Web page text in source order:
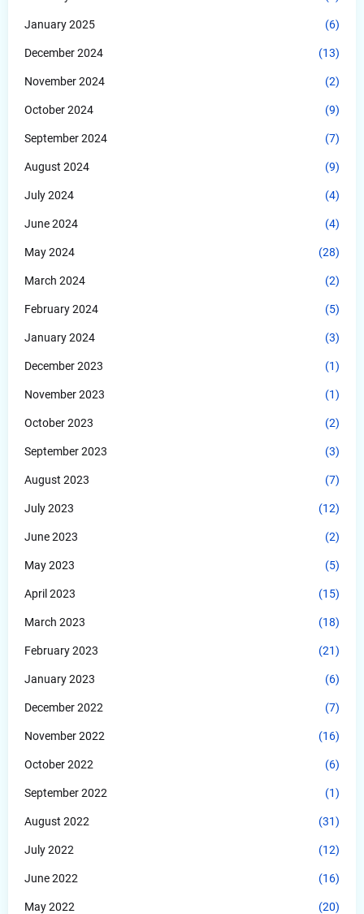
January 2025 (6)
December 2024 (13)
November 2024 (2)
October 2024 (9)
September 2024 (7)
August 2024 (9)
July 2024 (4)
June 2024 (4)
May 2024 (28)
March 2024 (2)
February 2024 (5)
January 2024 (3)
December 2023 (1)
November 2023 (1)
October 2023 (2)
September 2023 (3)
August 2023 (7)
July 2023 (12)
June 2023 (2)
May 2023 (5)
April 2023 (15)
March 2023 (18)
February 2023 (21)
January 2023 (6)
December 2022 (7)
November 2022 (16)
October 2022 (6)
September 2022 (1)
August 2022 (31)
July 2022 (12)
June 2022 (16)
May 2022 (20)